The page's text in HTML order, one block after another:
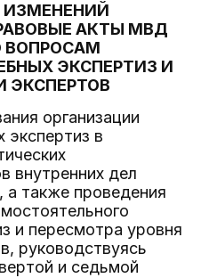
ИЗМЕНЕНИЙ
АКТЫ МВД
ВОПРОСАМ
ЭКСПЕРТИЗ И
ЭКСПЕРТОВ
организации
экспертиз в
внутренних дел
а также проведения
и пересмотра уровня
руководствуясь
и седьмой